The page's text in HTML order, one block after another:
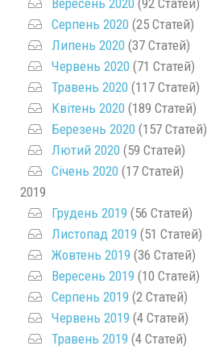
Серпень 2020 (25 Статей)
Липень 2020 (37 Статей)
Червень 2020 (71 Статей)
Травень 2020 (117 Статей)
Квітень 2020 (189 Статей)
Березень 2020 (157 Статей)
Лютий 2020 (59 Статей)
Січень 2020 (17 Статей)
2019
Грудень 2019 (56 Статей)
Листопад 2019 (51 Статей)
Жовтень 2019 (36 Статей)
Вересень 2019 (10 Статей)
Серпень 2019 (2 Статей)
Червень 2019 (4 Статей)
Травень 2019 (4 Статей)